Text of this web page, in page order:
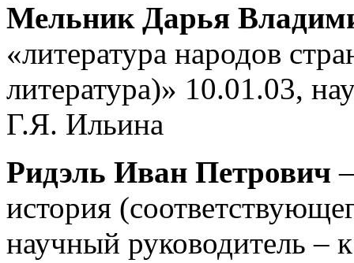
Мельник Дарья
«литература народов
литература)» 10.01.03,
Г.Я. Ильина
Ридэль Иван Петрович
история
научный руководитель –